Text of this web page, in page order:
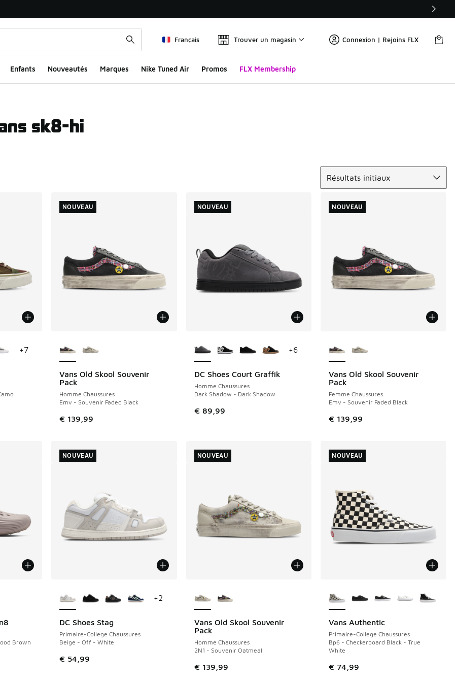
Français Trouver un magasin Connexion | Rejoins FLX
Enfants Nouveautés Marques Nike Tuned Air Promos FLX Membership
sk8-hi
Résultats initiaux
+7
Vans Old Skool Souvenir
Pack
Homme Chaussures
Emv - Souvenir Faded Black
€ 139,99
NOUVEAU
NOUVEAU
DC Shoes Court Graffik
Homme Chaussures
Dark Shadow - Dark Shadow
€ 89,99
NOUVEAU
+6
NOUVEAU
Vans Old Skool Souvenir
Pack
Femme Chaussures
Emv - Souvenir Faded Black
€ 139,99
NOUVEAU
NOUVEAU
Brown
DC Shoes Stag
Primaire-College Chaussures
Beige - Off - White
€ 54,99
NOUVEAU
+2
NOUVEAU
Vans Old Skool Souvenir
Pack
Homme Chaussures
2N1 - Souvenir Oatmeal
€ 139,99
NOUVEAU
NOUVEAU
Vans Authentic
Primaire-College Chaussures
Bp6 - Checkerboard Black - True
White
€ 74,99
NOUVEAU
NOUVEAU